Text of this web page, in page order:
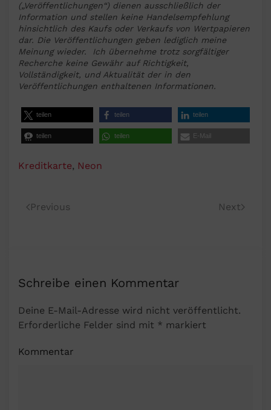
(„Veröffentlichungen“) dienen ausschließlich der
Information und stellen keine Handelsempfehlung
hinsichtlich des Kaufs oder Verkaufs von Wertpapieren
dar. Die Veröffentlichungen geben lediglich meine
Meinung wieder. Ich übernehme trotz sorgfältiger
Recherche keine Gewähr auf Richtigkeit,
Vollständigkeit, und Aktualität der in den
Veröffentlichungen enthaltenen Informationen.
teilen teilen teilen
teilen teilen E-Mail
Kreditkarte, Neon
Previous Next
Schreibe einen Kommentar
Deine E-Mail-Adresse wird nicht veröffentlicht.
Erforderliche Felder sind mit * markiert
Kommentar